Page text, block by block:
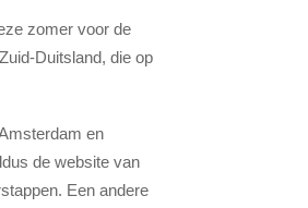
zomer voor de
Duitsland, die op
en
de website van
Een andere